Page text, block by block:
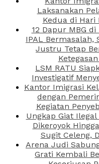
Laksanakan
Kedua di Hari
12 Dapur MBG
IPAL Bermasalah,
Justru Tetap
LSM RATU
Investigatif
Kantor Imigrasi
dengan
Kegiatan
Ungkap Giat
Dikeroyok
Sugit Celeng,
Arena Judi
Grati Kembali